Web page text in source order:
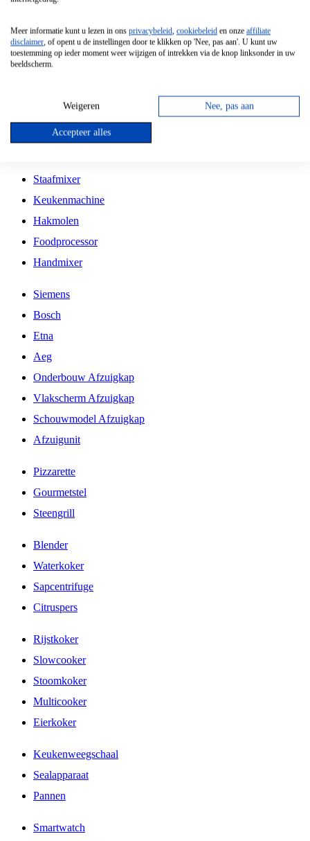
Vrijstaande Magnetron
Vrijstaande Kookplaat
Inbouw Gaskookplaat
Inbouw Keramische Kookplaat
Kookplaat Accessoires
Staafmixer
Keukenmachine
Hakmolen
Foodprocessor
Handmixer
Siemens
Bosch
Etna
Aeg
Onderbouw Afzuigkap
Vlakscherm Afzuigkap
Schouwmodel Afzuigkap
Afzuigunit
Pizzarette
Gourmetstel
Steengrill
Blender
Waterkoker
Sapcentrifuge
Citruspers
Rijstkoker
Slowcooker
Stoomkoker
Multicooker
Eierkoker
Keukenweegschaal
Sealapparaat
Pannen
Smartwatch
Meer informatie kunt u lezen in ons privacybeleid, cookiebeleid en onze affiliate
disclaimer, of opent u de instellingen door te klikken op 'Nee, pas aan'. U kunt uw
toestemming op ieder moment weer wijzigen of intrekken via de knop linksonder in uw
beeldscherm.
Weigeren Nee, pas aan
Accepteer alles